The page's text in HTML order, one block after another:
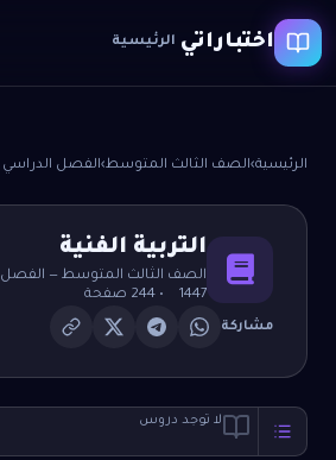
اختباراتي الرئيسية
الرئيسية›الصف الثالث المتوسط›الفصل الدراسي
التربية الفنية
الصف الثالث المتوسط — الفصل
1447
•
244 صفحة
مشاركة
لا توجد دروس